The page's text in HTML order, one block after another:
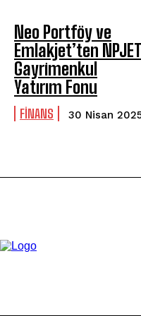
Neo Portföy ve
Emlakjet’ten NPJET
Gayrimenkul
Yatırım Fonu
FİNANS 30 Nisan